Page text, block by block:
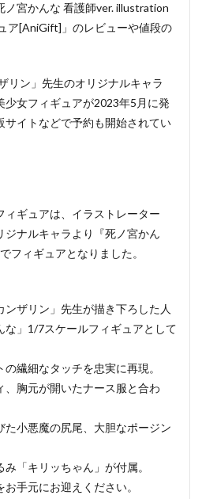
ノ宮かんな 看護師ver. illustration
ア[AniGift]」のレビューや値段の
リン」先生のオリジナルキャラ
少女フィギュアが2023年5月に発
サイトなどで予約も開始されてい
ギュアは、イラストレーター
ジナルキャラより『死ノ宮かん
フィギュアとなりました。
ンザリン」先生が描き下ろした人
な」1/7スケールフィギュアとして
繊細なタッチを忠実に再現。
胸元が開いたナース服と合わ
た小悪魔の尻尾、大胆なポージン
「キリッちゃん」が付属。
手元にお迎えください。